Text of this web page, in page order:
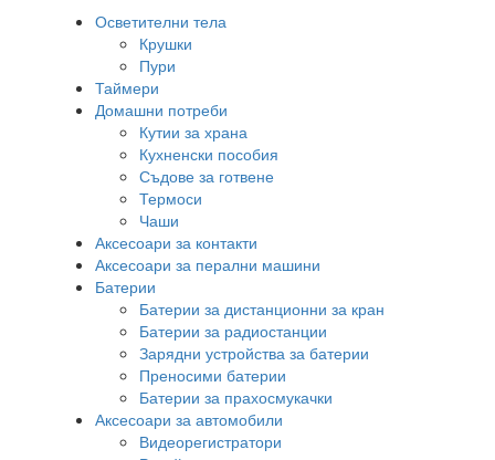
Осветителни тела
Крушки
Пури
Таймери
Домашни потреби
Кутии за храна
Кухненски пособия
Съдове за готвене
Термоси
Чаши
Аксесоари за контакти
Аксесоари за перални машини
Батерии
Батерии за дистанционни за кран
Батерии за радиостанции
Зарядни устройства за батерии
Преносими батерии
Батерии за прахосмукачки
Аксесоари за автомобили
Видеорегистратори